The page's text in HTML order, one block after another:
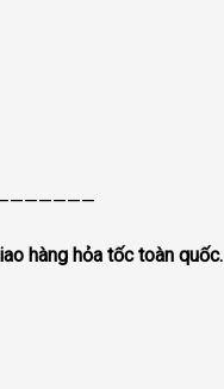
hàng hỏa tốc toàn quốc.